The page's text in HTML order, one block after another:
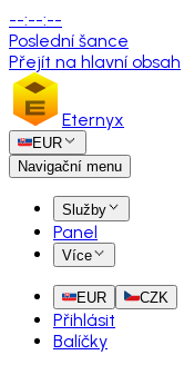
--:--:--
Poslední šance
Přejít na hlavní obsah
Eternyx
EUR
Navigační menu
Služby
Panel
Více
EUR CZK
Přihlásit
Balíčky